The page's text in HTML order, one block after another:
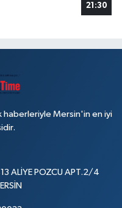
21:30
haberleriyle Mersin'in en iyi
ALİYE POZCU APT.2/4